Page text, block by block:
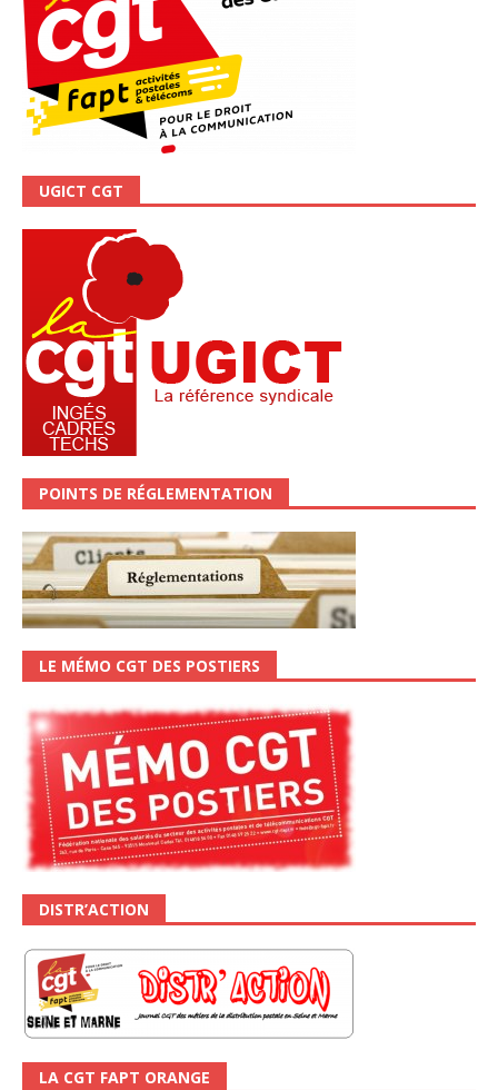
UGICT CGT
POINTS DE RÉGLEMENTATION
LE MÉMO CGT DES POSTIERS
DISTR’ACTION
LA CGT FAPT ORANGE